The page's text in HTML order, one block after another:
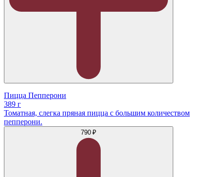
Пицца Пепперони
389 г
Томатная, слегка пряная пицца с большим количеством
пепперони.
790 ₽